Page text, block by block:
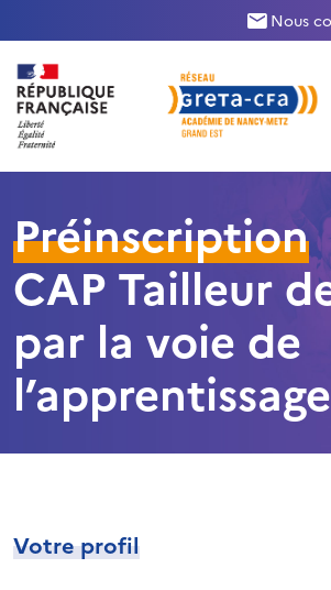
Nous
Préinscription
CAP Tailleur
par la voie de
l’apprentissage
Votre profil